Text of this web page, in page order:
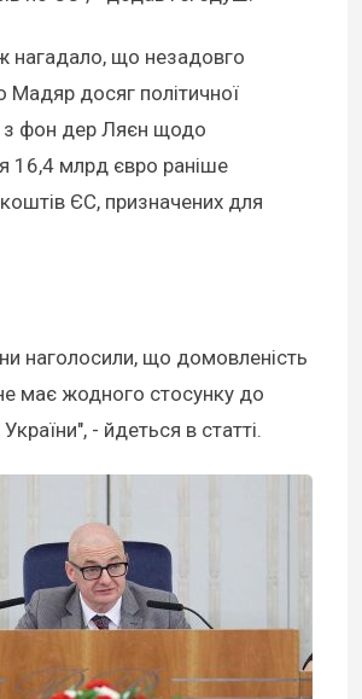
нагадало, що незадовго
Мадяр досяг політичної
з фон дер Ляєн щодо
16,4 млрд євро раніше
ЄС, призначених для
наголосили, що домовленість
має жодного стосунку до
- йдеться в статті.